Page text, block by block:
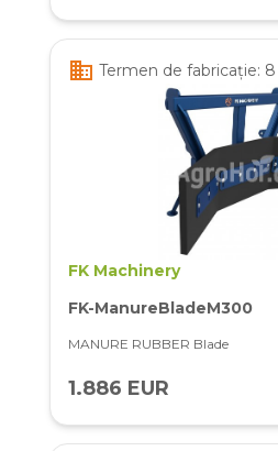
business Termen de fabricație:
FK Machinery
FK-ManureBladeM300
MANURE RUBBER Blade
1.886 EUR